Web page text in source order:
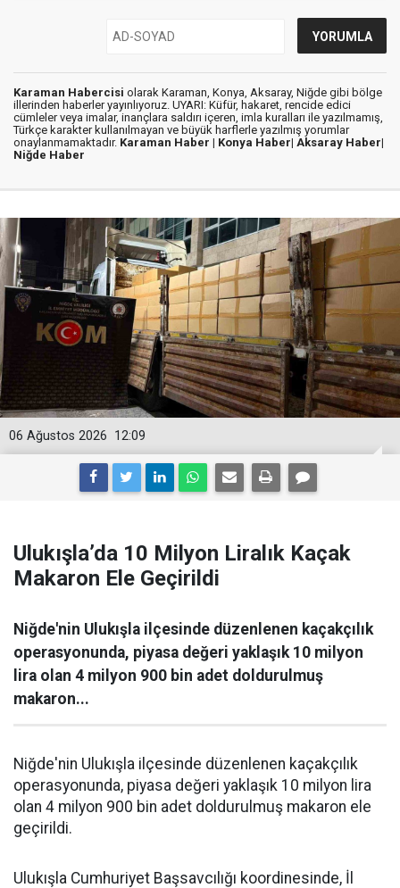
Karaman Habercisi olarak Karaman, Konya, Aksaray, Niğde gibi bölge
illerinden haberler yayınlıyoruz. UYARI: Küfür, hakaret, rencide edici
cümleler veya imalar, inançlara saldırı içeren, imla kuralları ile yazılmamış,
Türkçe karakter kullanılmayan ve büyük harflerle yazılmış yorumlar
onaylanmamaktadır. Karaman Haber | Konya Haber| Aksaray Haber|
Niğde Haber
12:09
06 Ağustos 2026
Ulukışla’da 10 Milyon Liralık Kaçak
Makaron Ele Geçirildi
Niğde'nin Ulukışla ilçesinde düzenlenen kaçakçılık
operasyonunda, piyasa değeri yaklaşık 10 milyon
lira olan 4 milyon 900 bin adet doldurulmuş
makaron...
Niğde'nin Ulukışla ilçesinde düzenlenen kaçakçılık
operasyonunda, piyasa değeri yaklaşık 10 milyon lira
olan 4 milyon 900 bin adet doldurulmuş makaron ele
geçirildi.
Ulukışla Cumhuriyet Başsavcılığı koordinesinde, İl